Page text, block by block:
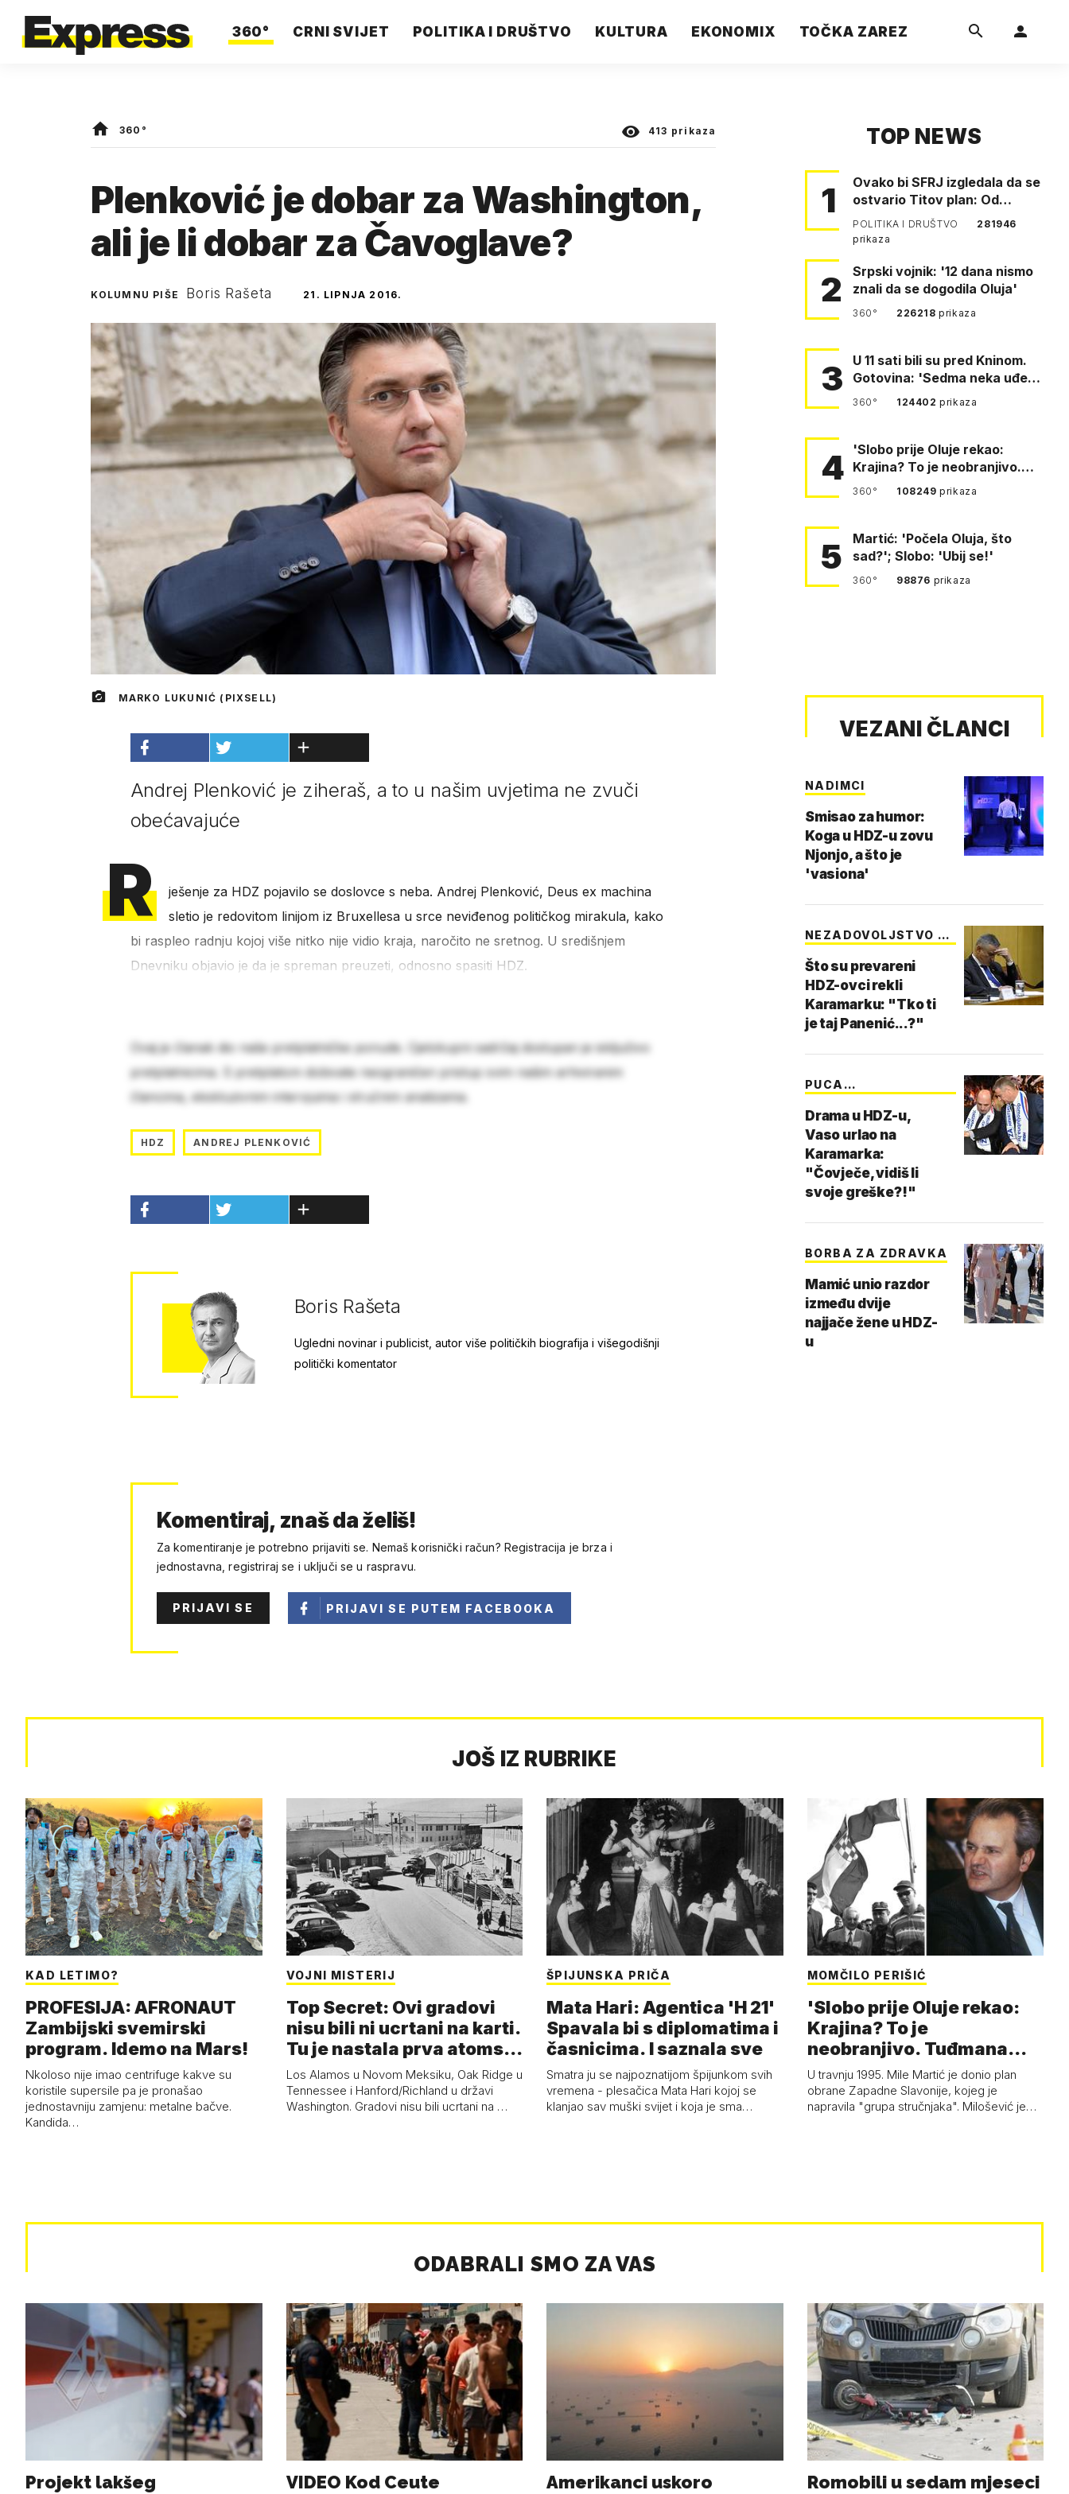
360° CRNI SVIJET POLITIKA I DRUŠTVO KULTURA EKONOMIX TOČKA ZAREZ
360° 413 prikaza
Plenković je dobar za Washington,
ali je li dobar za Čavoglave?
KOLUMNU PIŠE Boris Rašeta 21. LIPNJA 2016.
MARKO LUKUNIĆ (PIXSELL)
Andrej Plenković je ziheraš, a to u našim uvjetima ne zvuči
obećavajuće
R
ješenje za HDZ pojavilo se doslovce s neba. Andrej Plenković, Deus ex machina
sletio je redovitom linijom iz Bruxellesa u srce neviđenog političkog mirakula, kako
bi raspleo radnju kojoj više nitko nije vidio kraja, naročito ne sretnog. U središnjem
Dnevniku objavio je da je spreman preuzeti, odnosno spasiti HDZ.
Ovaj je članak dio naše pretplatničke ponude. Cjelokupni sadržaj dostupan je isključivo
pretplatnicima. S pretplatom dobivate neograničen pristup svim našim arhiviranim
člancima, ekskluzivnim intervjuima i stručnim analizama.
HDZ ANDREJ PLENKOVIĆ
Boris Rašeta
Ugledni novinar i publicist, autor više političkih biografija i višegodišnji
politički komentator
Komentiraj, znaš da želiš!
Za komentiranje je potrebno prijaviti se. Nemaš korisnički račun? Registracija je brza i
jednostavna, registriraj se i uključi se u raspravu.
PRIJAVI SE PRIJAVI SE PUTEM FACEBOOKA
TOP NEWS
1
Ovako bi SFRJ izgledala da se
ostvario Titov plan: Od
Klagenfurta do Istanbula!
POLITIKA I DRUŠTVO
281946
prikaza
2
Srpski vojnik: '12 dana nismo
znali da se dogodila Oluja'
360° 226218prikaza
3
U 11 sati bili su pred Kninom.
Gotovina: 'Sedma neka uđe,
4. gardijska neka g…
360° 124402prikaza
4
'Slobo prije Oluje rekao:
Krajina? To je neobranjivo.
Tuđmana zvao Krivousti'
360° 108249prikaza
5
Martić: 'Počela Oluja, što
sad?'; Slobo: 'Ubij se!'
360° 98876 prikaza
VEZANI ČLANCI
NADIMCI
Smisao za humor:
Koga u HDZ-u zovu
Njonjo, a što je
'vasiona'
NEZADOVOLJSTVO U
Što su prevareni
HDZ-ovci rekli
Karamarku: "Tko ti
je taj Panenić...?"
PUCA
Drama u HDZ-u,
Vaso urlao na
Karamarka:
"Čovječe, vidiš li
svoje greške?!"
BORBA ZA ZDRAVKA
Mamić unio razdor
između dvije
najjače žene u HDZ-
u
JOŠ IZ RUBRIKE
KAD LETIMO?
PROFESIJA: AFRONAUT
Zambijski svemirski
program. Idemo na Mars!
Nkoloso nije imao centrifuge kakve su
koristile supersile pa je pronašao
jednostavniju zamjenu: metalne bačve.
Kandida…
VOJNI MISTERIJ
Top Secret: Ovi gradovi
nisu bili ni ucrtani na karti.
Tu je nastala prva atoms…
Los Alamos u Novom Meksiku, Oak Ridge u
Tennessee i Hanford/Richland u državi
Washington. Gradovi nisu bili ucrtani na …
ŠPIJUNSKA PRIČA
Mata Hari: Agentica 'H 21'
Spavala bi s diplomatima i
časnicima. I saznala sve
Smatra ju se najpoznatijom špijunkom svih
vremena - plesačica Mata Hari kojoj se
klanjao sav muški svijet i koja je sma…
MOMČILO PERIŠIĆ
'Slobo prije Oluje rekao:
Krajina? To je
neobranjivo. Tuđmana
zvao Krivousti'
U travnju 1995. Mile Martić je donio plan
obrane Zapadne Slavonije, kojeg je
napravila "grupa stručnjaka". Milošević je…